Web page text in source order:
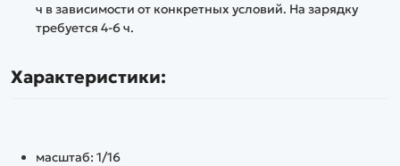
ч в зависимости от конкретных условий. На зарядку
требуется 4-6 ч.
Характеристики:
масштаб: 1/16